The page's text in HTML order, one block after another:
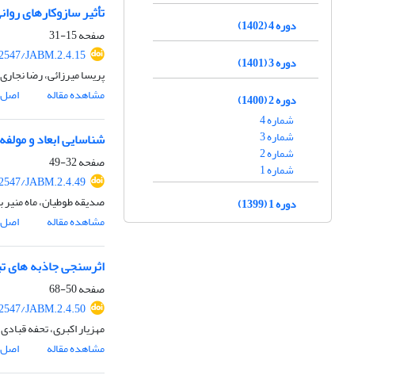
تأثیر سازوکارهای
صفحه15-31
JABM.2.4.15
پریسا میرزائی، رضا
مشاهده مقاله
اصل
شناسایی ابعاد و
صفحه32-49
JABM.2.4.49
صدیقه طوطیان، ماه منیر
مشاهده مقاله
اصل
اثرسنجی جاذبه
صفحه50-68
JABM.2.4.50
مهزیار اکبری، تحفه
مشاهده مقاله
اصل
دوره 4 (1402)
دوره 3 (1401)
دوره 2 (1400)
شماره 4
شماره 3
شماره 2
شماره 1
دوره 1 (1399)